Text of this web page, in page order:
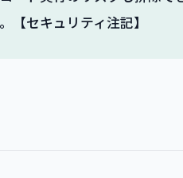
【セキュリティ注記】